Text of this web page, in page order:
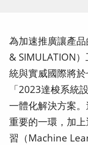
為加速推廣讓產
& SIMULATION
統與實威國際將
「2023達梭系統
一體化解決方案
重要的一環，加
習（Machine